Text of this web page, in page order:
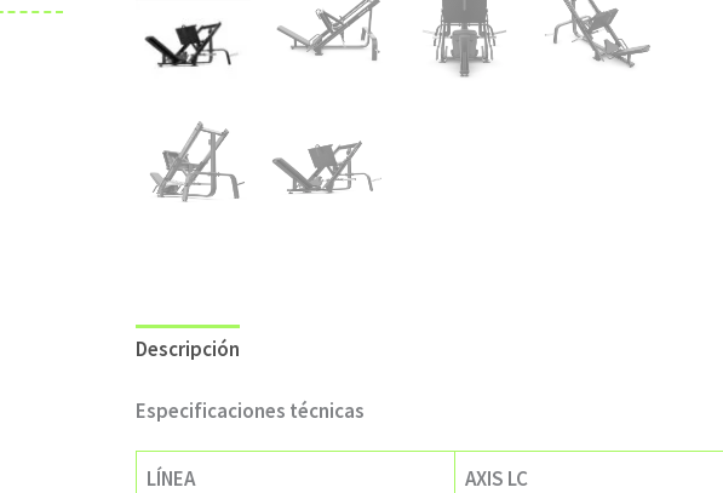
Descripción
Especificaciones técnicas
LÍNEA
AXIS LC